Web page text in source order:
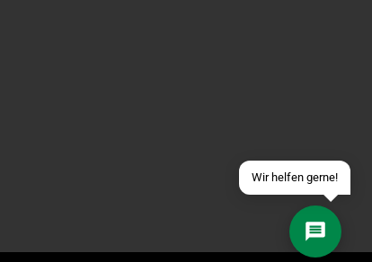
Wir helfen gerne!
Schick uns eine eMail